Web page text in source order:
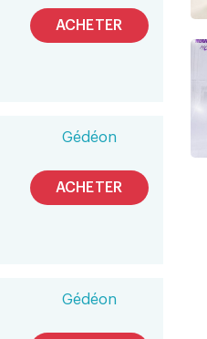
ACHETER
Gédéon
ACHETER
Gédéon